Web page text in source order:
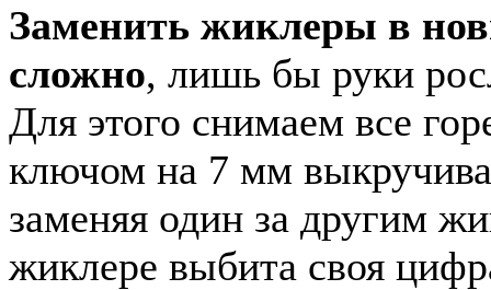
Заменить жиклеры в
сложно, лишь бы руки
Для этого снимаем все
ключом на 7 мм
заменяя один за другим
жиклере выбита своя